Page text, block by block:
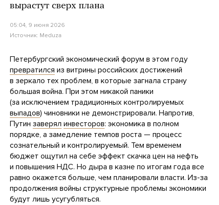
вырастут сверх плана
05:04, 9 июня 2026
Источник: Meduza
Петербургский экономический форум в этом году
превратился из витрины российских достижений
в зеркало тех проблем, в которые загнала страну
большая война. При этом никакой паники
(за исключением традиционных контролируемых
выпадов) чиновники не демонстрировали. Напротив,
Путин заверял инвесторов: экономика в полном
порядке, а замедление темпов роста — процесс
сознательный и контролируемый. Тем временем
бюджет ощутил на себе эффект скачка цен на нефть
и повышения НДС. Но дыра в казне по итогам года все
равно окажется больше, чем планировали власти. Из-за
продолжения войны структурные проблемы экономики
будут лишь усугубляться.